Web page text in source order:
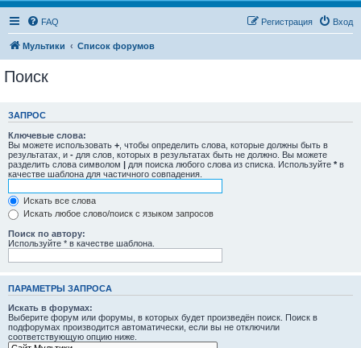
FAQ Вход
Регистрация
Мультики Список форумов
Поиск
ЗАПРОС
Ключевые слова:
Вы можете использовать + , чтобы определить слова, которые должны быть в
результатах, и - для слов, которых в результатах быть не должно. Вы можете
разделить слова символом | для поиска любого слова из списка. Используйте * в
качестве шаблона для частичного совпадения.
Искать все слова
Искать любое слово/поиск с языком запросов
Поиск по автору:
Используйте * в качестве шаблона.
ПАРАМЕТРЫ ЗАПРОСА
Искать в форумах:
Выберите форум или форумы, в которых будет произведён поиск. Поиск в
подфорумах производится автоматически, если вы не отключили
соответствующую опцию ниже.